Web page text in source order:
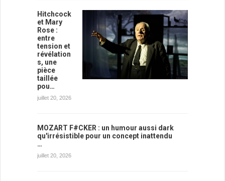
Hitchcock
et Mary
Rose :
entre
tension et
révélation
s, une
pièce
taillée
pou…
juillet 20, 2026
MOZART F#CKER : un humour aussi dark
qu'irrésistible pour un concept inattendu
…
juillet 20, 2026